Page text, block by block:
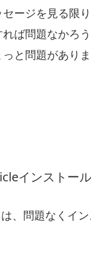
ージを見る限
ば問題なかろ
と問題がありま
インストール
、問題なくイン